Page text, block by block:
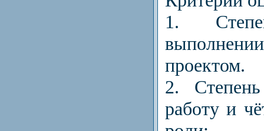
1.
проектом.
2.
работу и